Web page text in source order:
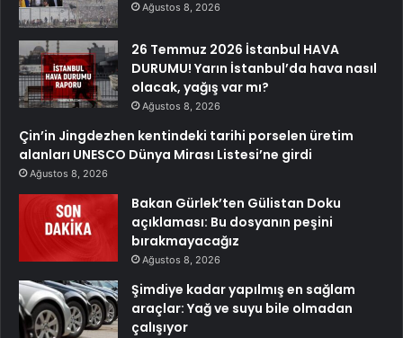
Ağustos 8, 2026
26 Temmuz 2026 İstanbul HAVA
DURUMU! Yarın İstanbul’da hava nasıl
olacak, yağış var mı?
Ağustos 8, 2026
Çin’in Jingdezhen kentindeki tarihi porselen üretim
alanları UNESCO Dünya Mirası Listesi’ne girdi
Ağustos 8, 2026
Bakan Gürlek’ten Gülistan Doku
açıklaması: Bu dosyanın peşini
bırakmayacağız
Ağustos 8, 2026
Şimdiye kadar yapılmış en sağlam
araçlar: Yağ ve suyu bile olmadan
çalışıyor